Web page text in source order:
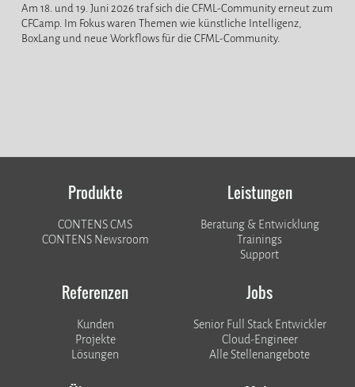
Am 18. und 19. Juni 2026 traf sich die CFML-Community erneut zum
CFCamp. Im Fokus waren Themen wie künstliche Intelligenz,
BoxLang und neue Workflows für die CFML-Community.
Produkte
CONTENS CMS
CONTENS Newsroom
Leistungen
Beratung & Entwicklung
Trainings
Support
Referenzen
Kunden
​​​​​​​Projekte
Lösungen
Jobs
Senior Full Stack Entwickler
Cloud-Engineer
Alle Stellenangebote